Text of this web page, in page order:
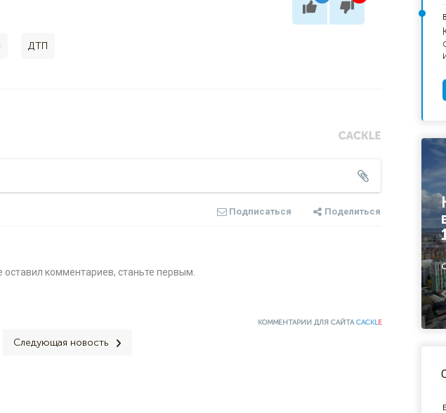
ДТП
Подписаться Поделиться
оставил комментариев, станьте первым.
КОММЕНТАРИИ ДЛЯ САЙТАCACKLE
Следующая новость